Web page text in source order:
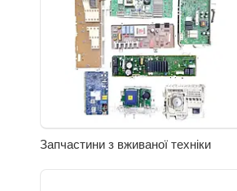
Запчастини з вживаної техніки